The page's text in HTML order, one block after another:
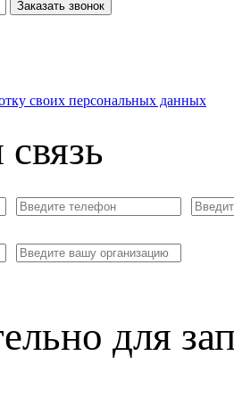
Заказать звонок
своих персональных данных
для